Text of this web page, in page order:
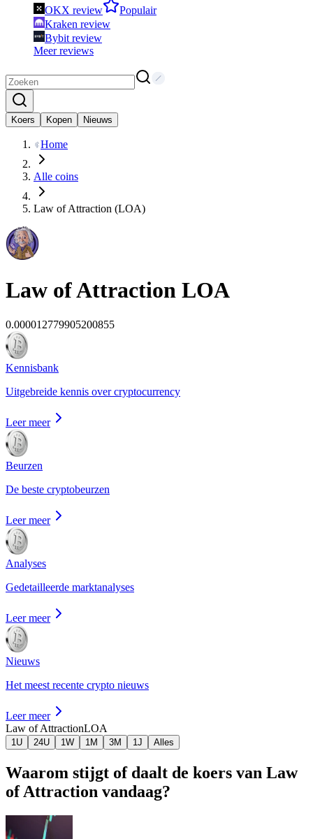
OKX review
Populair
Kraken review
Bybit review
Meer reviews
Koers Kopen Nieuws
Home
Alle coins
Law of Attraction (LOA)
Law of Attraction LOA
0.000012779905200855
Kennisbank
Uitgebreide kennis over cryptocurrency
Leer meer
Beurzen
De beste cryptobeurzen
Leer meer
Analyses
Gedetailleerde marktanalyses
Leer meer
Nieuws
Het meest recente crypto nieuws
Leer meer
Law of AttractionLOA
1U 24U 1W 1M 3M 1J Alles
Waarom stijgt of daalt de koers van Law
of Attraction vandaag?